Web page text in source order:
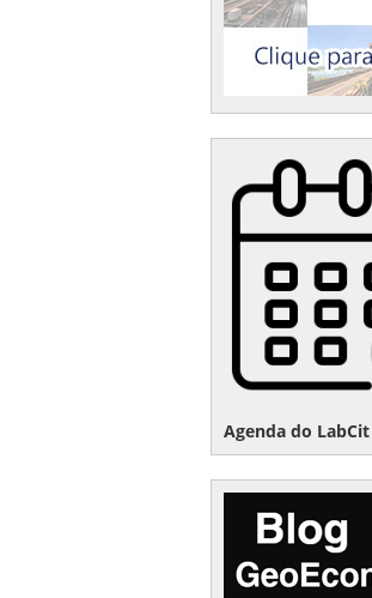
Agenda do LabCit